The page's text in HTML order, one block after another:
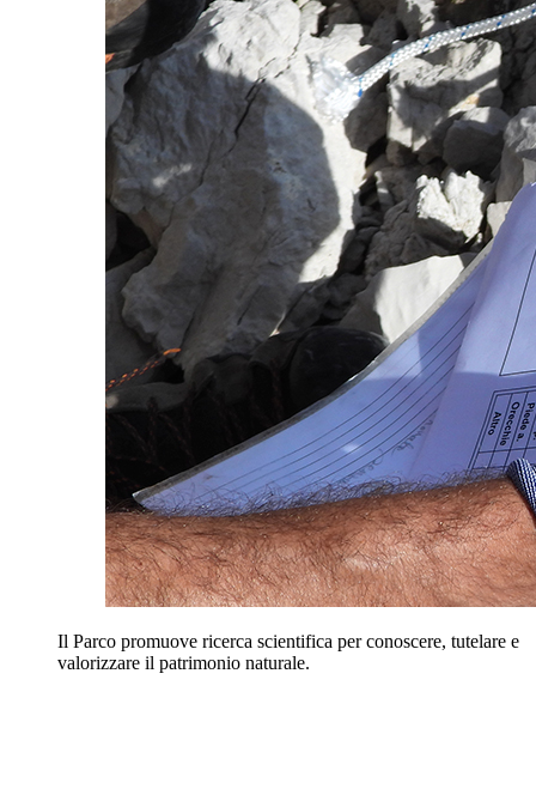
Il Parco promuove ricerca scientifica per conoscere, tutelare e
valorizzare il patrimonio naturale.